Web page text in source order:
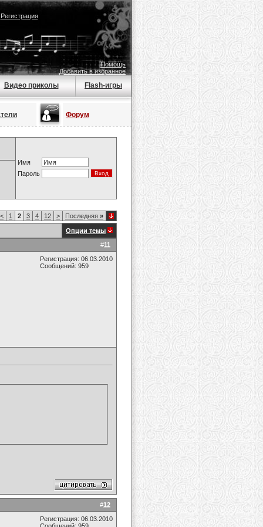
Регистрация
Помощь
Добавить в избранное
Видео приколы Flash-игры
Форум
Имя
Пароль
< 1 2 3 4 12 > Последняя »
Опции темы
#11
Регистрация: 06.03.2010
Сообщений: 959
#12
Регистрация: 06.03.2010